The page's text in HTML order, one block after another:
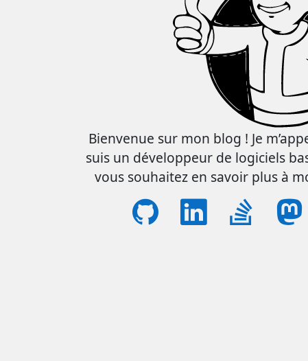
Bienvenue sur mon blog ! Je
suis un développeur de logiciels
vous souhaitez en savoir plus à